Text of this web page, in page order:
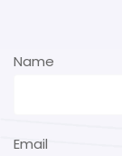
Name
Email